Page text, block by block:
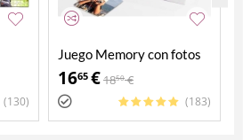
(130)
Juego Memory con fotos
personalizadas
1665 €1850 €
(183)